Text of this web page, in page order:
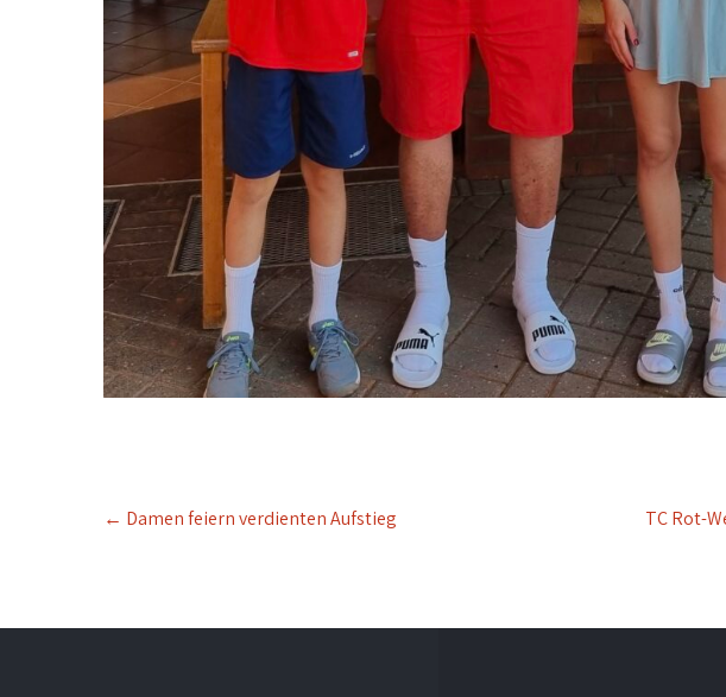
Post
navigation
← Damen feiern verdienten Aufstieg TC Rot-